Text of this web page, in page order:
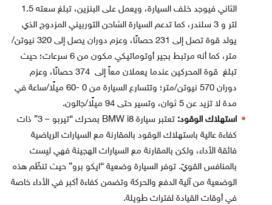
الثاني فيوجد خلف السيارة، ويعمل على البنزين، تبلغ سعته 1.5
لتر و 3 سلندر، كما تدعم السيارة الشاحن التوربيني المزدوج الذي
يولد قوة تصل إلى 231 حصانًا، وعزم دوران يصل إلى 320 نيوتن/
متر، كما أنه مرتبط بجير أوتوماتيكي مكون من 6 سرعات؛ حيث
تبلغ قوة المحركين عندما يعملان معاً إلى 374 حصانًا، وعزم
دوران 570 نيوتن/متر؛ وتتسارع السيارة من 0 -60 ميلًا/ساعة في
مدة لا تزيد عن 5 ثوان، وتسير حتى 94 ميلًا/جالون.
استهلاك الوقود:
تعتبر سيارة BMW i8 بمحرك “تيربو – 3” ذات
كفاءة عالية باستهلاك الوقود بالمقارنة مع السيارات الرياضية
فائقة الأداء، ولكن بالمقارنة مع السيارات الهجينة فهي ليست
بالمنافس القويّ. توفر السيارة وضعية “ايكو برو” حيث تنظّم هذه
الوضعية من آلية الدفع والحركة وتضمن كفاءة أكبر في الأداء خاصة
في أوقات القيادة لفترات طويلة.